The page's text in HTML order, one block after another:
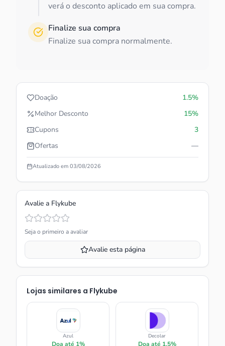
verá o desconto aplicado em sua compra.
Finalize sua compra
Finalize sua compra normalmente.
Doação
1.5%
Melhor Desconto
15%
Cupons
3
Ofertas
—
Atualizado em 03/08/2026
Avalie a Flykube
Seja o primeiro a avaliar
Avalie esta página
Lojas similares a Flykube
Azul
Doa até 1%
Decolar
Doa até 1.5%